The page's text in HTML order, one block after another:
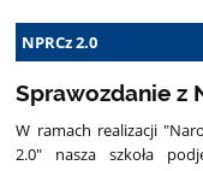
Narodowy
Program
Rozwoju
Czytelnictwa
2.0
NPRCz 2.0
Sprawozdanie z
W ramach realizacji
2.0" nasza szkoła